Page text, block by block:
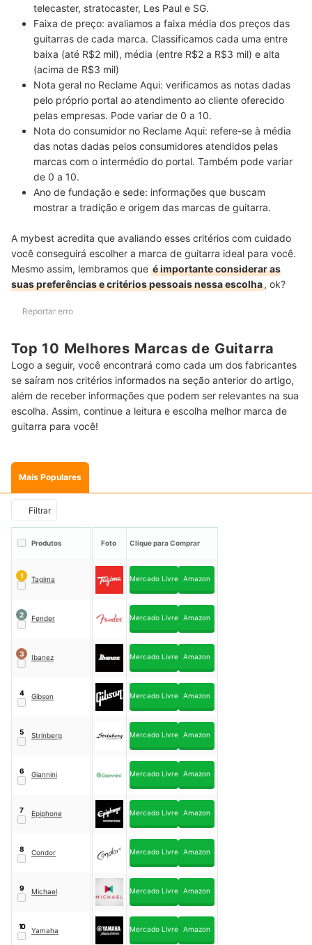
telecaster, stratocaster, Les Paul e SG.
Faixa de preço: avaliamos a faixa média dos preços das
guitarras de cada marca. Classificamos cada uma entre
baixa (até R$2 mil), média (entre R$2 a R$3 mil) e alta
(acima de R$3 mil)
Nota geral no Reclame Aqui: verificamos as notas dadas
pelo próprio portal ao atendimento ao cliente oferecido
pelas empresas. Pode variar de 0 a 10.
Nota do consumidor no Reclame Aqui: refere-se à média
das notas dadas pelos consumidores atendidos pelas
marcas com o intermédio do portal. Também pode variar
de 0 a 10.
Ano de fundação e sede: informações que buscam
mostrar a tradição e origem das marcas de guitarra.
A mybest acredita que avaliando esses critérios com cuidado
você conseguirá escolher a marca de guitarra ideal para você.
Mesmo assim, lembramos que é importante considerar as
suas preferências e critérios pessoais nessa escolha, ok?
Reportar erro
Top 10 Melhores Marcas de Guitarra
Logo a seguir, você encontrará como cada um dos fabricantes
se saíram nos critérios informados na seção anterior do artigo,
além de receber informações que podem ser relevantes na sua
escolha. Assim, continue a leitura e escolha melhor marca de
guitarra para você!
Mais Populares
Filtrar
Produtos Foto Clique para Comprar
1 Tagima Mercado Livre Amazon
2 Fender Mercado Livre Amazon
3 Ibanez Mercado Livre Amazon
4 Gibson Mercado Livre Amazon
5 Strinberg Mercado Livre Amazon
6 Giannini Mercado Livre Amazon
7 Epiphone Mercado Livre Amazon
8 Condor Mercado Livre Amazon
9 Michael Mercado Livre Amazon
10
Yamaha Mercado Livre Amazon